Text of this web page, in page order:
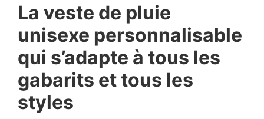
La veste de pluie
unisexe personnalisable
qui s’adapte à tous les
gabarits et tous les
styles